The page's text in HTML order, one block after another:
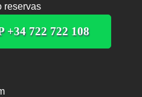
reservas
+34 722 722 108